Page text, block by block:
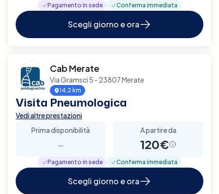
Pagamento in sede Conferma immediata
Scegli giorno e ora
Cab Merate
Via Gramsci 5 - 23807 Merate
14.2 km
Visita Pneumologica
Vedi altre prestazioni
Prima disponibilità
-
A partire da
120€
Pagamento in sede Conferma immediata
Scegli giorno e ora